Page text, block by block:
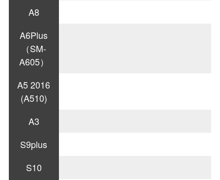
A8
A6Plus
（SM-
A605）
A5 2016
(A510)
A3
S9plus
S10